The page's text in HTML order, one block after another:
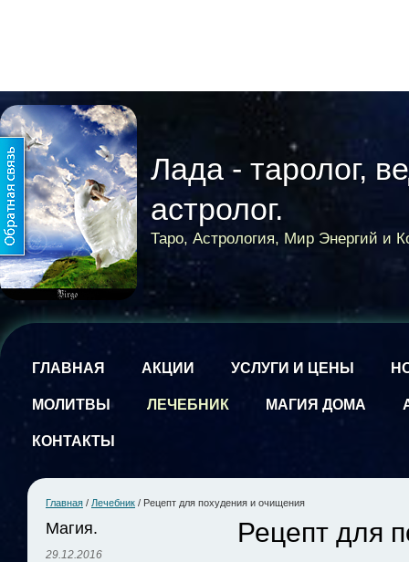
Лада - таролог,
астролог.
Таро, Астрология, Мир Энергий и
ГЛАВНАЯ АКЦИИ УСЛУГИ И ЦЕНЫ
МОЛИТВЫ ЛЕЧЕБНИК МАГИЯ ДОМА
КОНТАКТЫ
Главная / Лечебник / Рецепт для похудения и очищения
Магия.
29.12.2016
Рецепт для